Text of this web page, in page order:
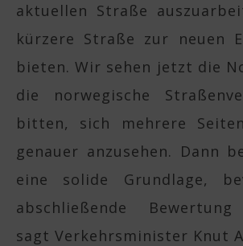
aktuellen Straße
kürzere Straße zur neuen
bieten. Wir sehen jetzt die
die norwegische
bitten, sich mehrere
genauer anzusehen. Dann
eine solide Grundlage,
abschließende Bewertung
sagt Verkehrsminister Knut